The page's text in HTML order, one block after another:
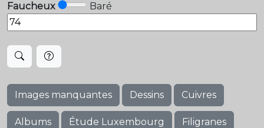
Faucheux Baré
Images manquantes Dessins Cuivres
Albums Étude Luxembourg Filigranes